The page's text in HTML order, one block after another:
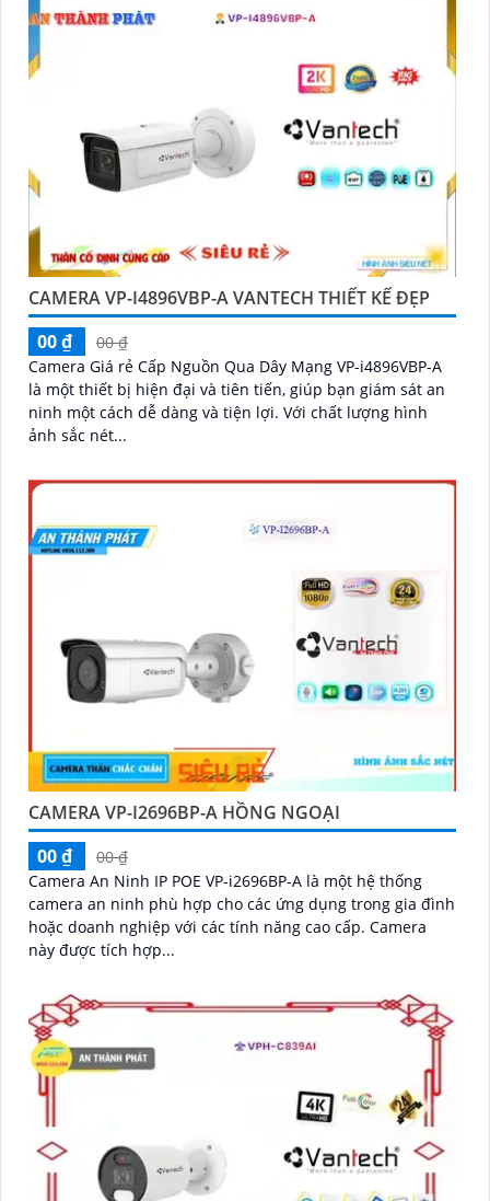
CAMERA VP-I4896VBP-A VANTECH THIẾT KẾ ĐẸP
00 ₫
00 ₫
Camera Giá rẻ Cấp Nguồn Qua Dây Mạng VP-i4896VBP-A
là một thiết bị hiện đại và tiên tiến, giúp bạn giám sát an
ninh một cách dễ dàng và tiện lợi. Với chất lượng hình
ảnh sắc nét...
CAMERA VP-I2696BP-A HỒNG NGOẠI
00 ₫
00 ₫
Camera An Ninh IP POE VP-i2696BP-A là một hệ thống
camera an ninh phù hợp cho các ứng dụng trong gia đình
hoặc doanh nghiệp với các tính năng cao cấp. Camera
này được tích hợp...